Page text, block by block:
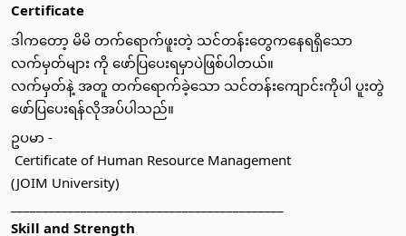
Certificate
ဒါကတော့ မိမိ တက်ရောက်ဖူးတဲ့ သင်တန်းတွေကနေရရှိသော
လက်မှတ်များ ကို ဖော်ပြပေးရမှာပဲဖြစ်ပါတယ်။
လက်မှတ်နဲ့ အတူ တက်ရောက်ခဲ့သော သင်တန်းကျောင်းကိုပါ ပူးတွဲ
ဖော်ပြပေးရန်လိုအပ်ပါသည်။
ဥပမာ -
Certificate of Human Resource Management
(JOIM University)
Skill and Strength